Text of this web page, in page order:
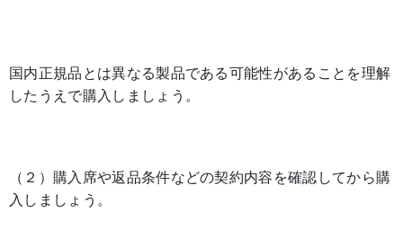
国内正規品とは異なる製品である可能性があることを理解
したうえで購入しましょう。
（２）購入席や返品条件などの契約内容を確認してから購
入しましょう。